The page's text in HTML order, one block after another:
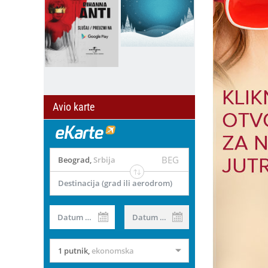
Avio karte
Beograd, Srbija BEG
Destinacija (grad ili aerodrom)
Datum od Datum do
1 putnik,ekonomska